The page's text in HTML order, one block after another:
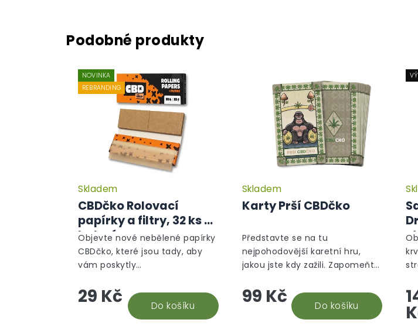
NOVINKA
REBRANDING
CBDčko Rolovací
papírky a filtry, 32 ks v
balení
Průměrné
hodnocení
produktu
hvězdiček.
Skladem
29 Kč Do košíku
Objevte nové nebělené papírky
CBDčko, které jsou tady, aby
vám poskytly
balení i kouření. Naše papírky
jsou vyrobeny s vášní a péčí,
což se odráží v...
Karty Prší CBDčko
produktu
Skladem
99 Kč Do košíku
Představte se na tu
nejpohodovější karetní hru,
jakou jste kdy zažili. Zapomeňte
partie Prší právě dostala nový
rozměr! Přichází karty "Prší...